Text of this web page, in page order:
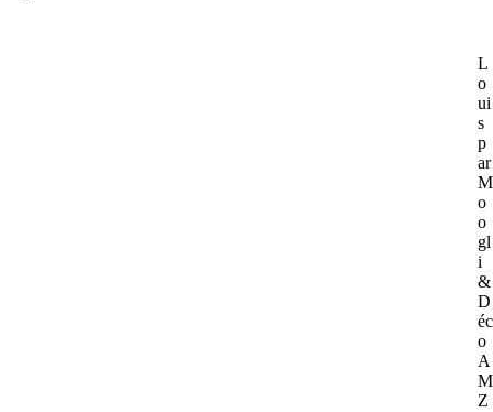
L
o
ui
s
p
ar
M
o
o
gl
i
&
D
éc
o
A
M
Z